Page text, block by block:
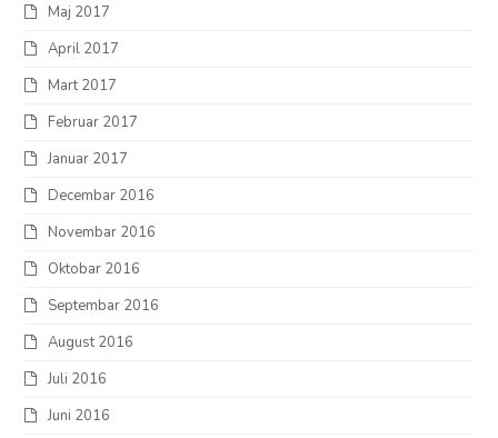
Maj 2017
April 2017
Mart 2017
Februar 2017
Januar 2017
Decembar 2016
Novembar 2016
Oktobar 2016
Septembar 2016
August 2016
Juli 2016
Juni 2016